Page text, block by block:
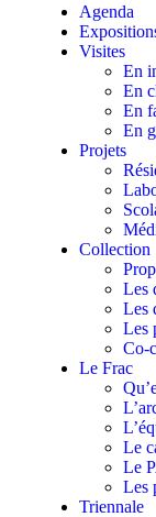
Agenda
Visites
En
En
En
En
Projets
Collection
Les
Les
Les
Co-
Le Frac
Le
Le
Les
Triennale